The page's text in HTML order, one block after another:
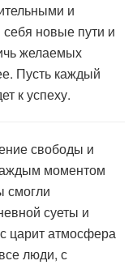
и
новые пути и
желаемых
Пусть каждый
к успеху.
свободы и
моментом
смогли
суеты и
царит атмосфера
люди, с